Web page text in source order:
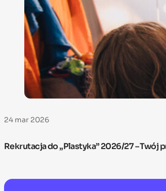
24 mar 2026
Rekrutacja do „Plastyka” 2026/27 – Twój